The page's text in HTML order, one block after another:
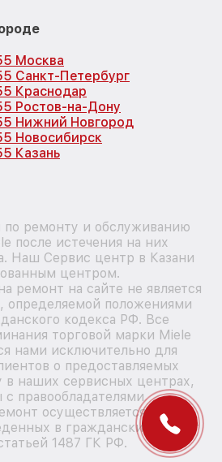
Москва
Санкт-Петербург
Краснодар
Ростов-на-Дону
Нижний Новгород
Новосибирск
Казань
по ремонту и обслуживанию
после истечения на них
Наш Сервис центр в Казани
центром.
ремонт на сайте не является
определяемой положениями
кодекса РФ. Все
торговой марки Miele
нами исключительно для
о предоставляемых
в наших сервисных центрах,
с правообладателями
осуществляется для
в гражданский оборот
1487 ГК РФ.